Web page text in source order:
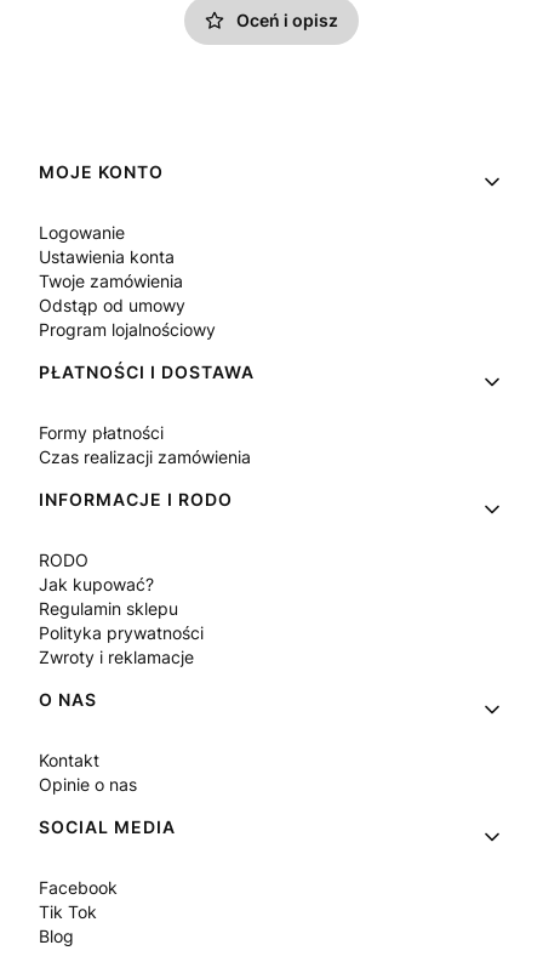
Oceń i opisz
Linki w stopce
MOJE KONTO
Logowanie
Ustawienia konta
Twoje zamówienia
Odstąp od umowy
Program lojalnościowy
PŁATNOŚCI I DOSTAWA
Formy płatności
Czas realizacji zamówienia
INFORMACJE I RODO
RODO
Jak kupować?
Regulamin sklepu
Polityka prywatności
Zwroty i reklamacje
O NAS
Kontakt
Opinie o nas
SOCIAL MEDIA
Facebook
Tik Tok
Blog